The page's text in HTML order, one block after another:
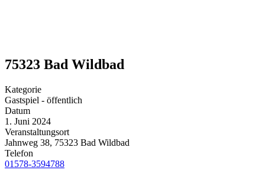
75323 Bad Wildbad
Kategorie
Gastspiel - öffentlich
Datum
1. Juni 2024
Veranstaltungsort
Jahnweg 38, 75323 Bad Wildbad
Telefon
01578-3594788